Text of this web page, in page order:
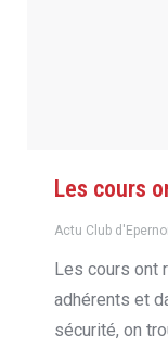
Les cours
Actu Club
Les cours ont
adhérents et
sécurité, on